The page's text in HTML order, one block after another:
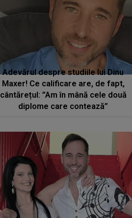
Adevărul despre studiile lui Dinu
Maxer! Ce calificare are, de fapt,
cântărețul: ”Am în mână cele două
diplome care contează”